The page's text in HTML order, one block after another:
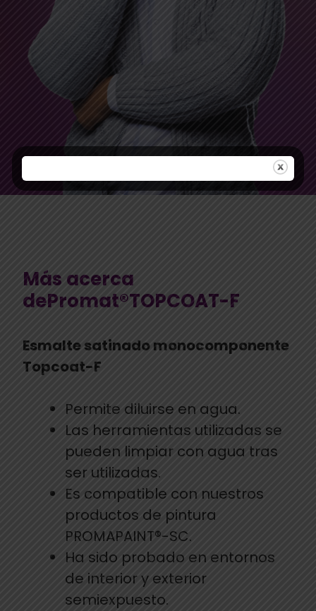
Más acerca
dePromat®TOPCOAT-F
Esmalte satinado monocomponente
Topcoat-F
Permite diluirse en agua.
Las herramientas utilizadas se
pueden limpiar con agua tras
ser utilizadas.
Es compatible con nuestros
productos de pintura
PROMAPAINT®-SC.
Ha sido probado en entornos
de interior y exterior
semiexpuesto.